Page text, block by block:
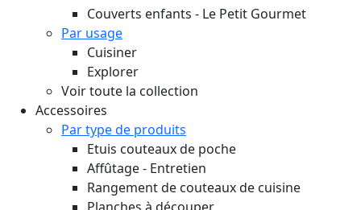
Couverts enfants - Le Petit Gourmet
Par usage
Cuisiner
Explorer
Voir toute la collection
Accessoires
Par type de produits
Etuis couteaux de poche
Affûtage - Entretien
Rangement de couteaux de cuisine